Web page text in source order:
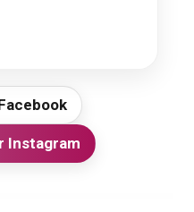
Instagram